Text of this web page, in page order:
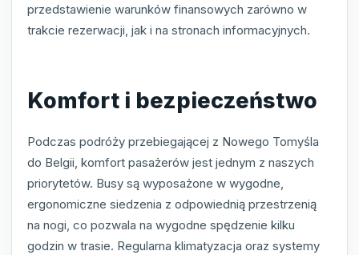
przedstawienie warunków finansowych zarówno w
trakcie rezerwacji, jak i na stronach informacyjnych.
Komfort i bezpieczeństwo
Podczas podróży przebiegającej z Nowego Tomyśla
do Belgii, komfort pasażerów jest jednym z naszych
priorytetów. Busy są wyposażone w wygodne,
ergonomiczne siedzenia z odpowiednią przestrzenią
na nogi, co pozwala na wygodne spędzenie kilku
godzin w trasie. Regularna klimatyzacja oraz systemy